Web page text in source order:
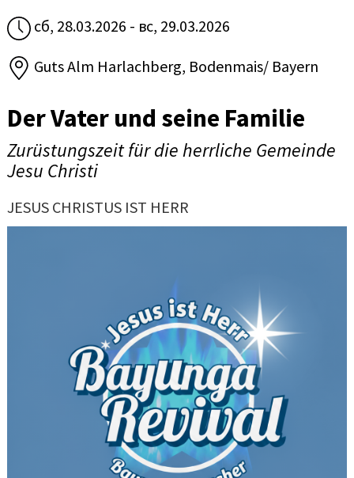
сб, 28.03.2026 - вс, 29.03.2026
Guts Alm Harlachberg, Bodenmais/ Bayern
Der Vater und seine Familie
Zurüstungszeit für die herrliche Gemeinde
Jesu Christi
JESUS CHRISTUS IST HERR